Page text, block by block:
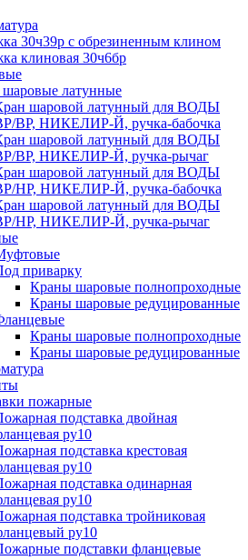
30ч39р с обрезиненным клином
клиновая 30ч6бр
латунные
шаровой латунный для ВОДЫ
ВР, НИКЕЛИР-Й, ручка-бабочка
шаровой латунный для ВОДЫ
ВР, НИКЕЛИР-Й, ручка-рычаг
шаровой латунный для ВОДЫ
НР, НИКЕЛИР-Й, ручка-бабочка
шаровой латунный для ВОДЫ
НР, НИКЕЛИР-Й, ручка-рычаг
приварку
Краны шаровые полнопроходные
Краны шаровые редуцированные
Краны шаровые полнопроходные
Краны шаровые редуцированные
пожарные
подставка двойная
ру10
подставка крестовая
ру10
подставка одинарная
ру10
подставка тройниковая
ру10
подставки фланцевые